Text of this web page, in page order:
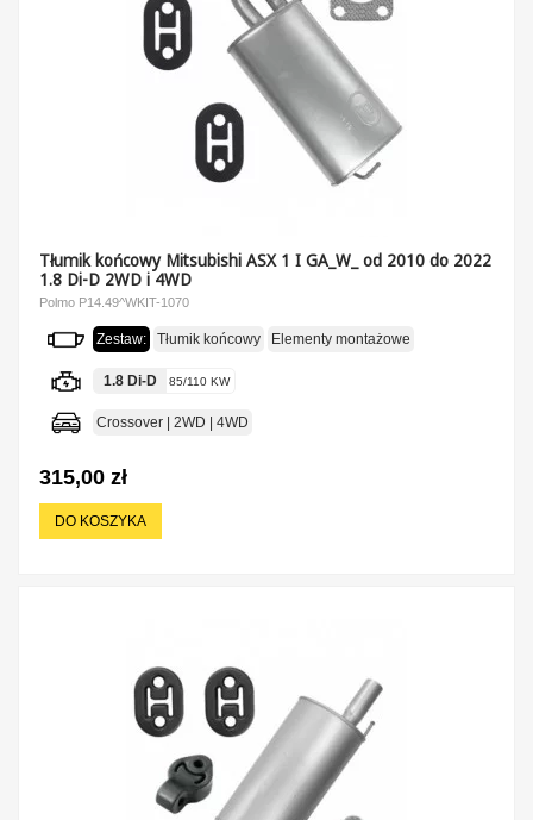
Tłumik końcowy Mitsubishi ASX 1 I GA_W_ od 2010 do 2022
1.8 Di-D 2WD i 4WD
Polmo P14.49^WKIT-1070
Zestaw: Tłumik końcowy Elementy montażowe
1.8 Di-D 85/110 KW
Crossover | 2WD | 4WD
315,00 zł
DO KOSZYKA